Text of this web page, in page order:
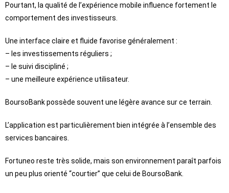
Pourtant, la qualité de l’expérience mobile influence fortement le
comportement des investisseurs.
Une interface claire et fluide favorise généralement :
– les investissements réguliers ;
– le suivi discipliné ;
– une meilleure expérience utilisateur.
BoursoBank possède souvent une légère avance sur ce terrain.
L’application est particulièrement bien intégrée à l’ensemble des
services bancaires.
Fortuneo reste très solide, mais son environnement paraît parfois
un peu plus orienté “courtier” que celui de BoursoBank.